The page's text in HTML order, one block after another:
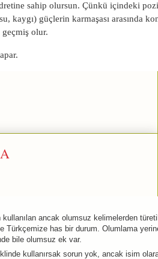
sahip olursun. Çünkü içindeki
kaygı) güçlerin karmaşası arasında
geçmiş olur.
ancak olumsuz kelimelerden
Türkçemize has bir durum. Olumlama
bile olumsuz ek var.
kullanırsak sorun yok, ancak isim